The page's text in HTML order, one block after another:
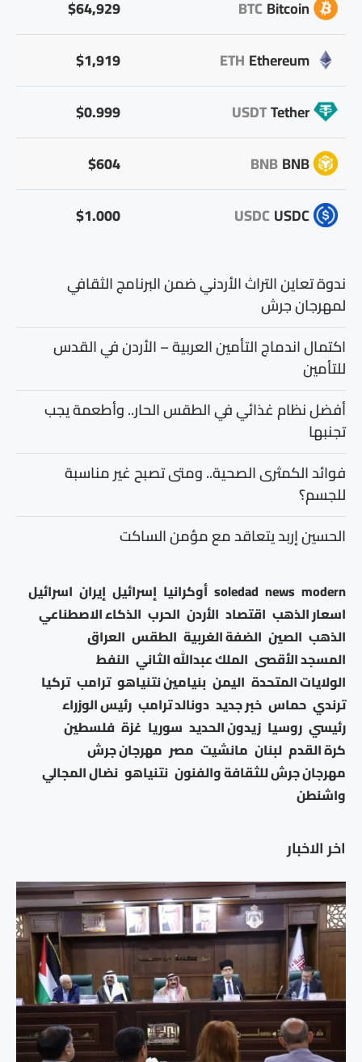
اخر الاخبار
Bitcoin
BTC
$64,929
Ethereum
ETH
$1,919
Tether
USDT
$0.999
BNB
BNB
$604
USDC
USDC
$1.000
ندوة تعاين التراث الأردني ضمن البرنامج الثقافي
لمهرجان جرش
اكتمال اندماج التأمين العربية – الأردن في القدس
للتأمين
أفضل نظام غذائي في الطقس الحار.. وأطعمة يجب
تجنبها
فوائد الكمثرى الصحية.. ومتى تصبح غير مناسبة
للجسم؟
الحسين إربد يتعاقد مع مؤمن الساكت
modern
news
soledad أوكرانيا إسرائيل إيران اسرائيل
اسعار الذهب اقتصاد الأردن الحرب الذكاء الاصطناعي
الذهب الصين الضفة الغربية الطقس العراق
المسجد الأقصى الملك عبدالله الثاني النفط
الولايات المتحدة اليمن بنيامين نتنياهو ترامب تركيا
ترندي حماس خبر جديد دونالد ترامب رئيس الوزراء
رئيسي روسيا زيدون الحديد سوريا غزة فلسطين
كرة القدم لبنان مانشيت مصر مهرجان جرش
مهرجان جرش للثقافة والفنون نتنياهو نضال المجالي
واشنطن